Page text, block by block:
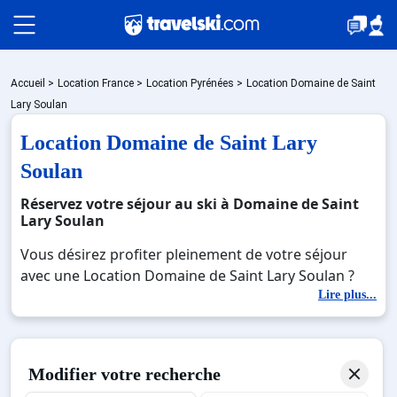
Packages
🚆Train de nuit
Stations
Hébergements
Bons plans
Accueil > Location France > Location Pyrénées > Location Domaine de Saint
Lary Soulan
Location Domaine de Saint Lary
Soulan
Réservez votre séjour au ski à Domaine de Saint
Lary Soulan
Vous désirez profiter pleinement de votre séjour
avec une Location Domaine de Saint Lary Soulan ?
Découvrez nos offres de Location Domaine de Saint
Lary Soulan pour skier sans limite à noel, jour de l'an,
février. Fermez les yeux et imaginez… Profitez de
station réputée et moderne où vous pourrez mêler
Lire plus...
Modifier votre recherche